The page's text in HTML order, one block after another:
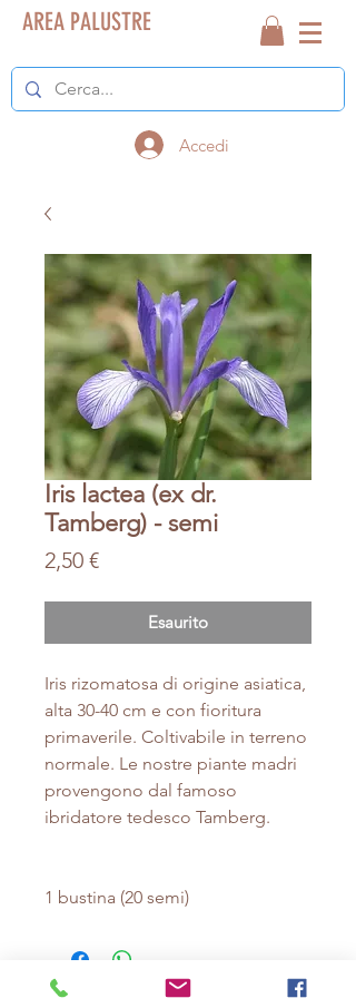
AREA PALUSTRE
Accedi
Iris lactea (ex dr.
Tamberg) - semi
2,50 €Prezzo
Esaurito
Iris rizomatosa di origine asiatica,
alta 30-40 cm e con fioritura
primaverile. Coltivabile in terreno
normale. Le nostre piante madri
provengono dal famoso
ibridatore tedesco Tamberg.
1 bustina (20 semi)